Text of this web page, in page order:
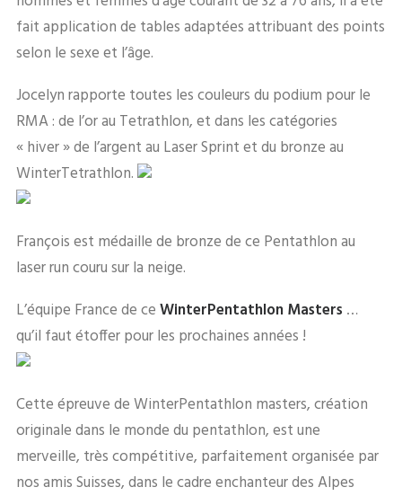
fait application de tables adaptées attribuant des points
selon le sexe et l’âge.
Jocelyn rapporte toutes les couleurs du podium pour le
RMA : de l’or au Tetrathlon, et dans les catégories
« hiver » de l’argent au Laser Sprint et du bronze au
WinterTetrathlon.
François est médaille de bronze de ce Pentathlon au
laser run couru sur la neige.
L’équipe France de ceWinterPentathlon Masters …
qu’il faut étoffer pour les prochaines années !
Cette épreuve de WinterPentathlon masters, création
originale dans le monde du pentathlon, est une
merveille, très compétitive, parfaitement organisée par
nos amis Suisses, dans le cadre enchanteur des Alpes